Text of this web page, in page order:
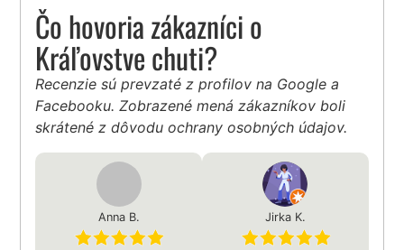
Čo hovoria zákazníci o
Kráľovstve chuti?
Recenzie sú prevzaté z profilov na Google a
Facebooku. Zobrazené mená zákazníkov boli
skrátené z dôvodu ochrany osobných údajov.
Anna B. Jirka K.